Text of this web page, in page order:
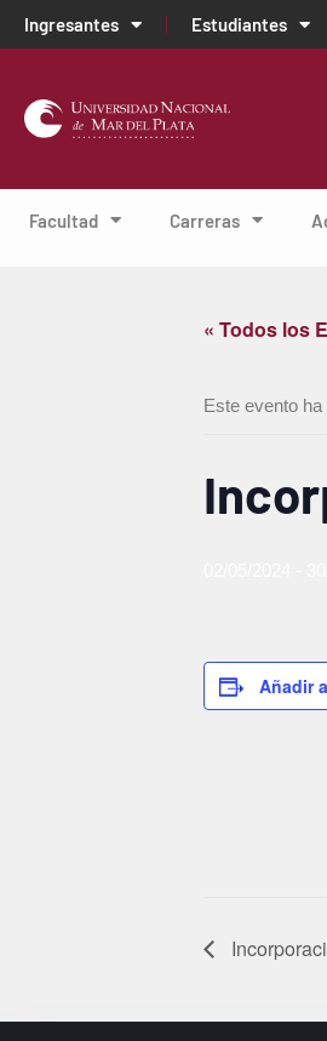
Ingresantes Estudiantes
Facultad Carreras
« Todos los
Este evento ha
Añadir